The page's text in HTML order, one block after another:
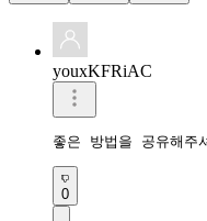
youxKFRiAC
좋은 방법을 공유해
0